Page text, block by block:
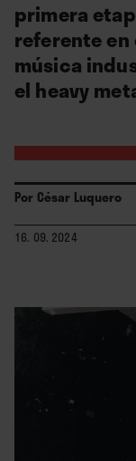
primera
referente
música
el heavy
Por César Luquero
16. 09. 2024